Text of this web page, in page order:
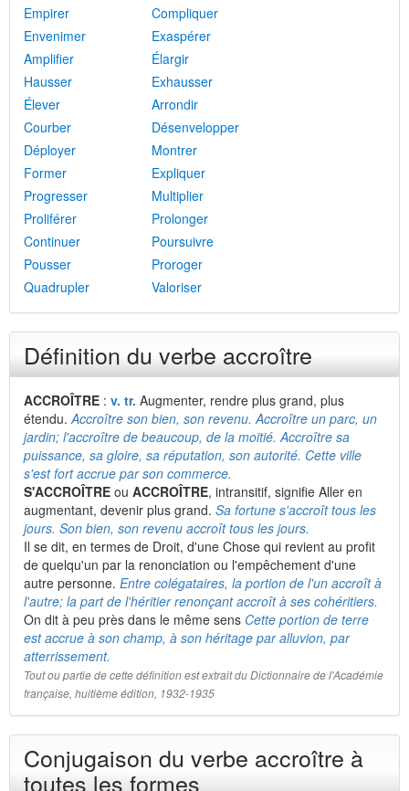
Empirer
Compliquer
Envenimer
Exaspérer
Amplifier
Élargir
Hausser
Exhausser
Élever
Arrondir
Courber
Désenvelopper
Déployer
Montrer
Former
Expliquer
Progresser
Multiplier
Proliférer
Prolonger
Continuer
Poursuivre
Pousser
Proroger
Quadrupler
Valoriser
Définition du verbe accroître
ACCROÎTRE : v. tr. Augmenter, rendre plus grand, plus
étendu.Accroître son bien, son revenu. Accroître un parc, un
jardin; l'accroître de beaucoup, de la moitié. Accroître sa
puissance, sa gloire, sa réputation, son autorité. Cette ville
s'est fort accrue par son commerce.
S'ACCROÎTRE ou ACCROÎTRE, intransitif, signifie Aller en
augmentant, devenir plus grand. Sa fortune s'accroît tous les
jours. Son bien, son revenu accroît tous les jours.
Il se dit, en termes de Droit, d'une Chose qui revient au profit
de quelqu'un par la renonciation ou l'empêchement d'une
autre personne. Entre colégataires, la portion de l'un accroît à
l'autre; la part de l'héritier renonçant accroît à ses cohéritiers.
On dit à peu près dans le même sens Cette portion de terre
est accrue à son champ, à son héritage par alluvion, par
atterrissement.
Tout ou partie de cette définition est extrait du Dictionnaire de l'Académie
française, huitième édition, 1932-1935
Conjugaison du verbe accroître à
toutes les formes